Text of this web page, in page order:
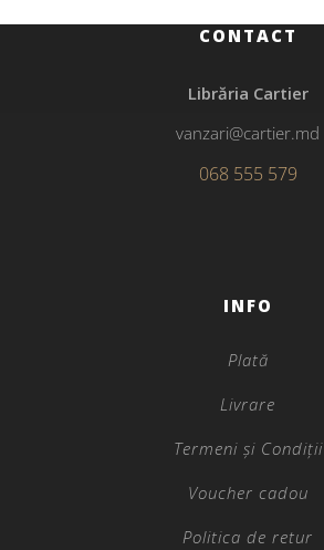
CONTACT
Librăria Cartier
vanzari@cartier.md
068 555 579
INFO
Plată
Livrare
Termeni și Condiții
Voucher cadou
Politica de retur